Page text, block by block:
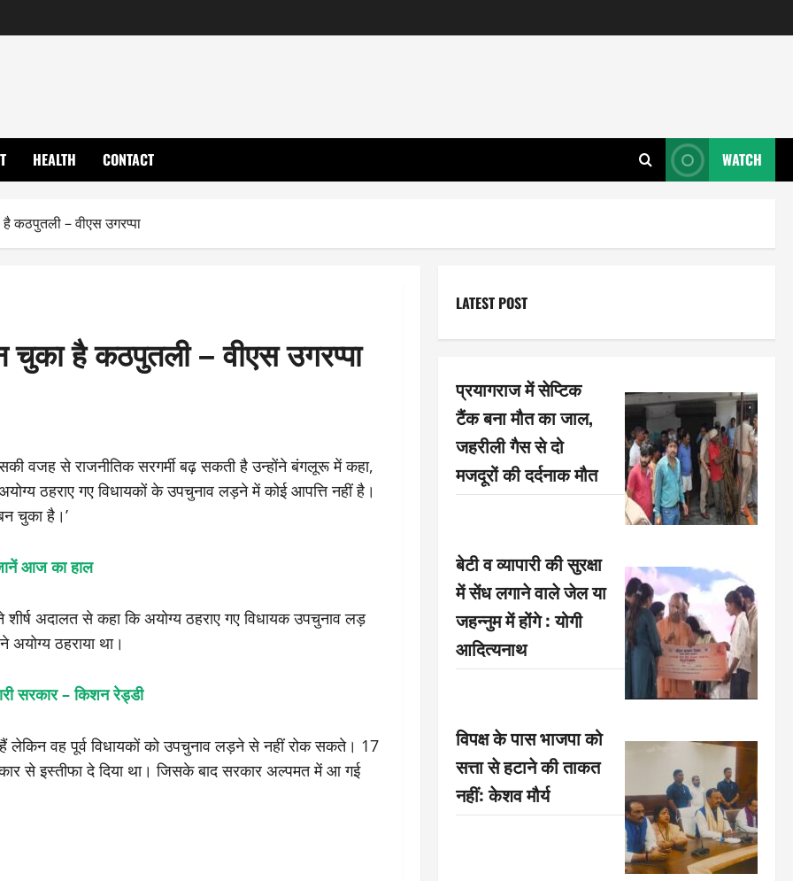
HEALTH CONTACT WATCH
कठपुतली – वीएस उगरप्पा
है कठपुतली – वीएस उगरप्पा
वजह से राजनीतिक सरगर्मी बढ़ सकती है उन्होंने बंगलूरू में कहा,
ठहराए गए विधायकों के उपचुनाव लड़ने में कोई आपत्ति नहीं है।
चुका है।’
आज का हाल
अदालत से कहा कि अयोग्य ठहराए गए विधायक उपचुनाव लड़
ठहराया था।
सरकार – किशन रेड्डी
लेकिन वह पूर्व विधायकों को उपचुनाव लड़ने से नहीं रोक सकते। 17
से इस्तीफा दे दिया था। जिसके बाद सरकार अल्पमत में आ गई
LATEST POST
प्रयागराज में सेप्टिक
टैंक बना मौत का जाल,
जहरीली गैस से दो
मजदूरों की दर्दनाक मौत
बेटी व व्यापारी की सुरक्षा
में सेंध लगाने वाले जेल या
जहन्नुम में होंगे : योगी
आदित्यनाथ
विपक्ष के पास भाजपा को
सत्ता से हटाने की ताकत
नहीं: केशव मौर्य